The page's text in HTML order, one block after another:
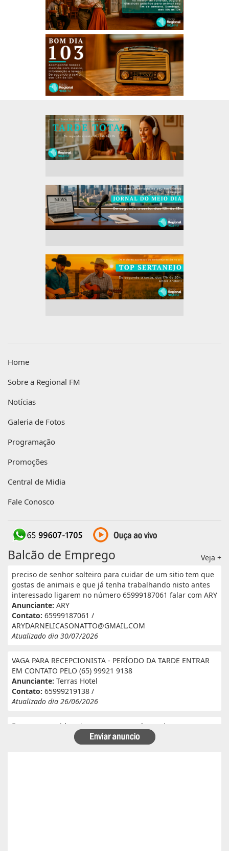
Home
Sobre a Regional FM
Notícias
Galeria de Fotos
Programação
Promoções
Central de Midia
Fale Conosco
Balcão de Emprego
Veja +
preciso de senhor solteiro para cuidar de um sitio tem que
gostas de animais e que já tenha trabalhando nisto antes
interessado ligarem no número 65999187061 falar com ARY
Anunciante: ARY
Contato: 65999187061 /
ARYDARNELICASONATTO@GMAIL.COM
Atualizado dia 30/07/2026
VAGA PARA RECEPCIONISTA - PERÍODO DA TARDE ENTRAR
EM CONTATO PELO (65) 99921 9138
Anunciante: Terras Hotel
Contato: 65999219138 /
Atualizado dia 26/06/2026
Eu e meu marido estamos a procura de serviço em
fazenda. Eu tenho experiência e referência em cantina, ele
tem experiência e referência em lavoura. Passa veneno,